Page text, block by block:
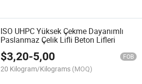
ISO UHPC Yüksek Çekme Dayanımlı
Paslanmaz Çelik Lifli Beton Lifleri
$3,20-5,00 FOB
20 Kilogram/Kilograms (MOQ)